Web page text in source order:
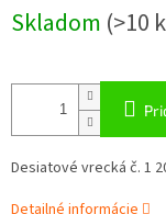
cena:
Skladom (>10
Desiatové vrecká č. 1